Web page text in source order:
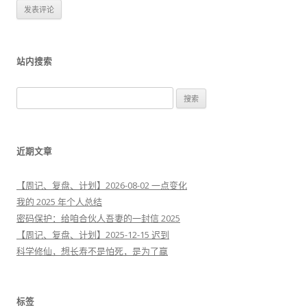
站内搜索
索
近期文章
【周记、复盘、计划】2026-08-02 一点变化
我的 2025 年个人总结
密码保护：给咱合伙人吾妻的一封信 2025
【周记、复盘、计划】2025-12-15 迟到
科学修仙，想长寿不是怕死，是为了赢
标签